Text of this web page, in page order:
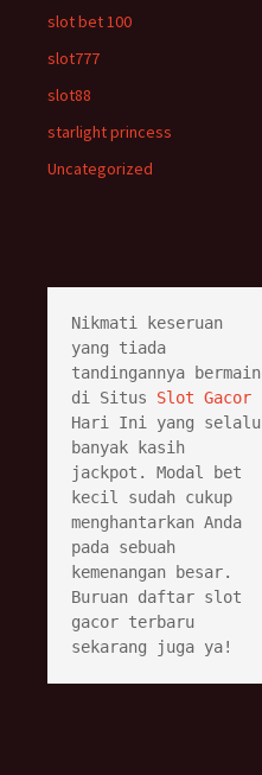
slot bet 100
slot777
slot88
starlight princess
Uncategorized
Nikmati keseruan
yang tiada
tandingannya bermain
di Situs Slot Gacor
Hari Ini yang selalu
banyak kasih
jackpot. Modal bet
kecil sudah cukup
menghantarkan Anda
pada sebuah
kemenangan besar.
Buruan daftar slot
gacor terbaru
sekarang juga ya!